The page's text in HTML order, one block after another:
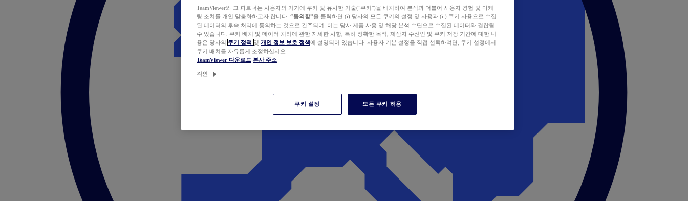
TeamViewer와 그 파트너는 사용자의 기기에 쿠키 및 유사한 기술("쿠키")을 배치하여 분석과 더불어 사용자 경험 및 마케
팅 조치를 개인 맞춤화하고자 합니다. “동의함”을 클릭하면 (i) 당사의 모든 쿠키의 설정 및 사용과 (ii) 쿠키 사용으로 수집
된 데이터의 후속 처리에 동의하는 것으로 간주되며, 이는 당사 제품 사용 및 해당 분석 수단으로 수집된 데이터와 결합될
수 있습니다. 쿠키 배치 및 데이터 처리에 관한 자세한 사항, 특히 정확한 목적, 제삼자 수신인 및 쿠키 저장 기간에 대한 내
용은 당사의 쿠키 정책 및 개인 정보 보호 정책에 설명되어 있습니다. 사용자 기본 설정을 직접 선택하려면, 쿠키 설정에서
쿠키 배치를 자유롭게 조정하십시오.
TeamViewer 다운로드 본사 주소
각인
쿠키 설정 모든 쿠키 허용